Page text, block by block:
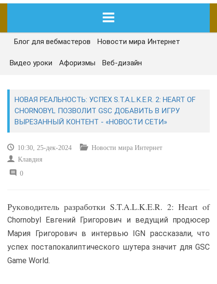
ГЛАВНАЯ
СЕГОДНЯ
САЙТОСТРОЕНИЕ
ИНТЕРНЕТ И СВЯЗЬ
Блог для вебмастеров Новости мира Интернет
Видео уроки Афоризмы Веб-дизайн
НОВАЯ РЕАЛЬНОСТЬ: УСПЕХ S.T.A.L.K.E.R. 2: HEART OF
CHORNOBYL ПОЗВОЛИТ GSC ДОБАВИТЬ В ИГРУ
ВЫРЕЗАННЫЙ КОНТЕНТ - «НОВОСТИ СЕТИ»
10:30, 25-дек-2024
Новости мира Интернет
Клавдия
0
Руководитель разработки S.T.A.L.K.E.R. 2: Heart of
Chornobyl Евгений Григорович и ведущий продюсер
Мария Григорович в интервью IGN рассказали, что
успех постапокалиптического шутера значит для GSC
Game World.